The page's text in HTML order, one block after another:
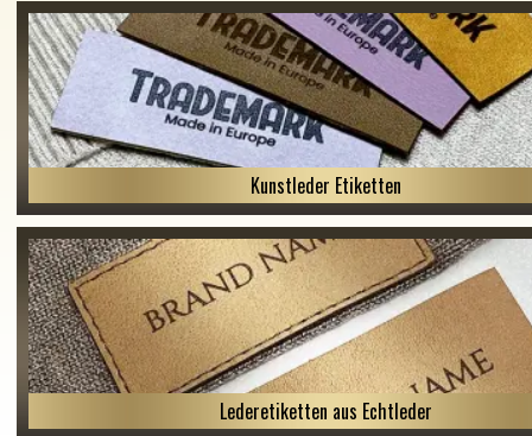
Kunstleder Etiketten
Lederetiketten aus Echtleder